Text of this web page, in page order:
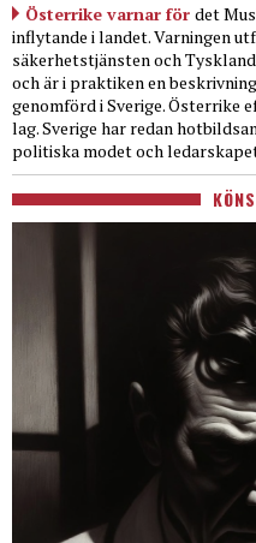
Österrike varnar för det
inflytande i landet. Varningen
säkerhetstjänsten och
och är i praktiken en
genomförd i Sverige. Österrike
lag. Sverige har redan
politiska modet och